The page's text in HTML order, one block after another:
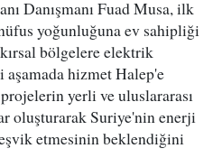
Danışmanı Fuad Musa, ilk
yoğunluğuna ev sahipliği
bölgelere elektrik
aşamada hizmet Halep'e
yerli ve uluslararası
oluşturarak Suriye'nin enerji
etmesinin beklendiğini